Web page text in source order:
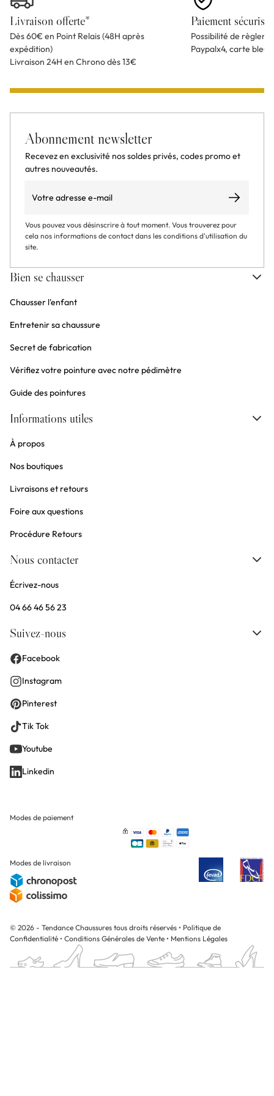
Livraison offerte*
Dès 60€ en Point Relais (48H après
expédition)
Livraison 24H en Chrono dès 13€
Paiement sécurisé
Possibilité de
Paypalx4, carte
Abonnement newsletter
Recevez en exclusivité nos soldes privés, codes promo et
autres nouveautés.
S’abonner
Vous pouvez vous désinscrire à tout moment. Vous trouverez pour
cela nos informations de contact dans les conditions d'utilisation du
site.
Bien se chausser
Chausser l'enfant
Entretenir sa chaussure
Secret de fabrication
Vérifiez votre pointure avec notre pédimètre
Guide des pointures
Informations utiles
À propos
Nos boutiques
Livraisons et retours
Foire aux questions
Procédure Retours
Nous contacter
Écrivez-nous
04 66 46 56 23
Suivez-nous
Facebook
Instagram
Pinterest
Tik Tok
Youtube
Linkedin
Modes de paiement
Modes de livraison
© 2026 - Tendance Chaussures tous droits réservés • Politique de
Confidentialité • Conditions Générales de Vente • Mentions Légales